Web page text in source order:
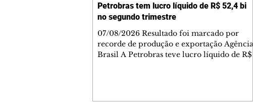
Petrobras tem lucro líquido de R$ 52,4 bi
no segundo trimestre
07/08/2026 Resultado foi marcado por
recorde de produção e exportação Agência
Brasil A Petrobras teve lucro líquido de R$